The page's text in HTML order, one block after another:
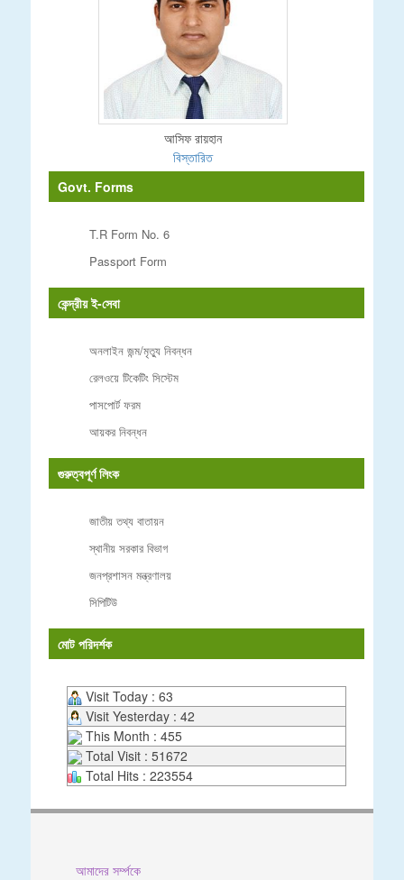
আসিফ রায়হান
বিস্তারিত
Govt. Forms
T.R Form No. 6
Passport Form
কেন্দ্রীয় ই-সেবা
অনলাইন জন্ম/মৃত্যু নিবন্ধন
রেলওয়ে টিকেটিং সিস্টেম
পাসপোর্ট ফরম
আয়কর নিবন্ধন
গুরুত্বপূর্ণ লিংক
জাতীয় তথ্য বাতায়ন
স্থানীয় সরকার বিভাগ
জনপ্রশাসন মন্ত্রণালয়
সিপিটিউ
মোট পরিদর্শক
Visit Today : 63
Visit Yesterday : 42
This Month : 455
Total Visit : 51672
Total Hits : 223554
আমাদের সর্ম্পকে